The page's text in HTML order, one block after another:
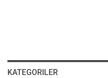
KATEGORILER